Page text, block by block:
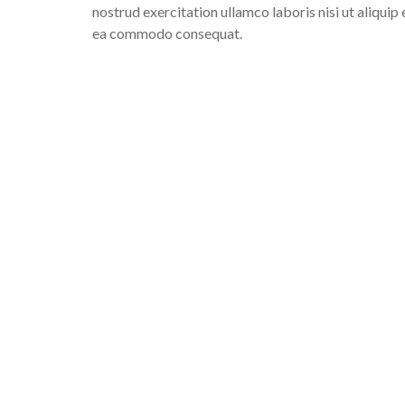
nostrud exercitation ullamco laboris nisi ut aliquip
ea commodo consequat.